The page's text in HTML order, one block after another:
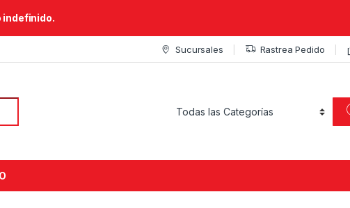
indefinido.
Sucursales Rastrea Pedido